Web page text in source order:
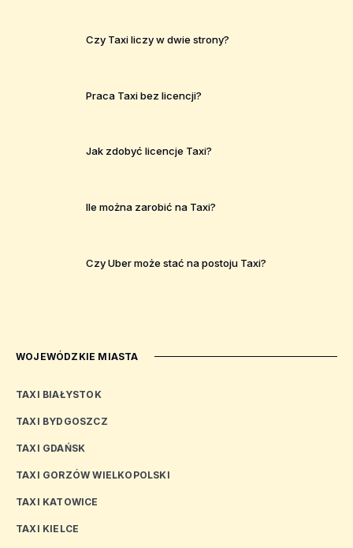
Czy Taxi liczy w dwie strony?
Praca Taxi bez licencji?
Jak zdobyć licencje Taxi?
Ile można zarobić na Taxi?
Czy Uber może stać na postoju Taxi?
WOJEWÓDZKIE MIASTA
TAXI BIAŁYSTOK
TAXI BYDGOSZCZ
TAXI GDAŃSK
TAXI GORZÓW WIELKOPOLSKI
TAXI KATOWICE
TAXI KIELCE